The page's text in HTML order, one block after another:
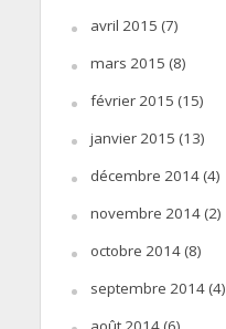
avril 2015 (7)
mars 2015 (8)
février 2015 (15)
janvier 2015 (13)
décembre 2014(4)
novembre 2014(2)
octobre 2014(8)
septembre 2014(4)